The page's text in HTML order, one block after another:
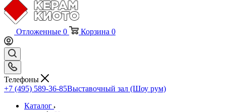
Отложенные 0 Корзина 0
Телефоны
+7 (495) 589-36-85Выставочный зал (Шоу рум)
Каталог